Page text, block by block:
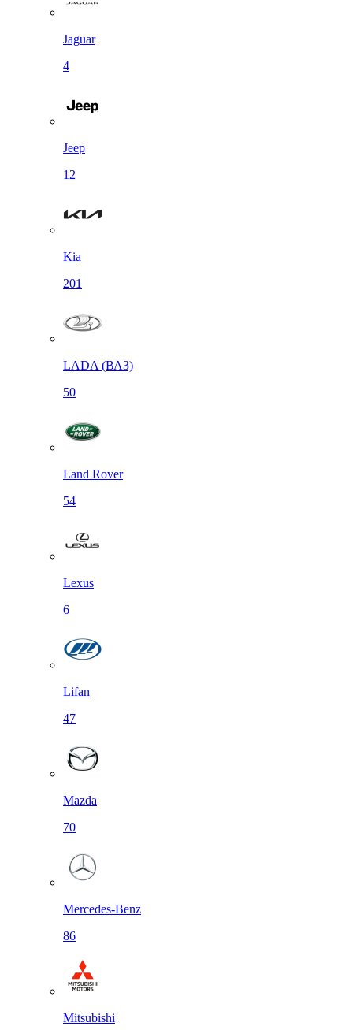
Jaguar
4
Jeep
12
Kia
201
LADA (ВАЗ)
50
Land Rover
54
Lexus
6
Lifan
47
Mazda
70
Mercedes-Benz
86
Mitsubishi